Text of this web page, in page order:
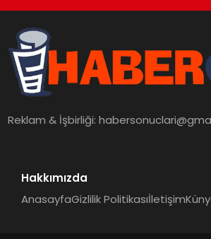
Reklam & İşbirliği:
Hakkımızda
AnasayfaGizlilik Politikasıİletişim